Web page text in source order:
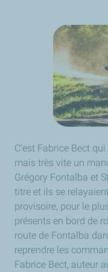
C’est Fabrice Bect
mais très vite un
Grégory Fontalba et
titre et ils se
provisoire, pour le
présents en bord de
route de Fontalba
reprendre les
Fabrice Bect, auteur